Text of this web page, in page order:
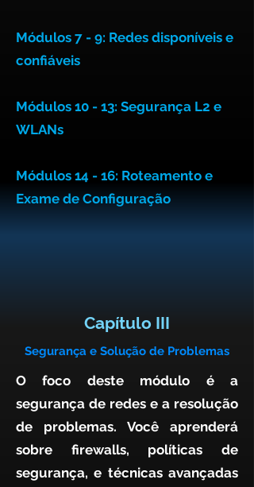
Módulos 7 - 9: Redes disponíveis e
confiáveis
Módulos 10 - 13: Segurança L2 e
WLANs
Módulos 14 - 16: Roteamento e
Exame de Configuração
Capítulo III
Segurança e Solução de Problemas
O foco deste módulo é a
segurança de redes e a resolução
de problemas. Você aprenderá
sobre firewalls, políticas de
segurança, e técnicas avançadas